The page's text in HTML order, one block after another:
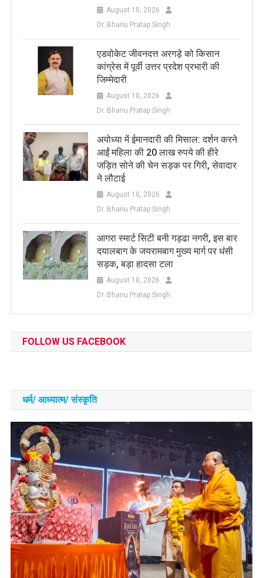
August 10, 2026
Dr. Bhanu Pratap Singh
एडवोकेट जीवनदत्त अरगड़े को किसान
कांग्रेस में पूर्वी उत्तर प्रदेश प्रभारी की
जिम्मेदारी
August 10, 2026
Dr. Bhanu Pratap Singh
अयोध्या में ईमानदारी की मिसाल: दर्शन करने
आईं महिला की 20 लाख रुपये की हीरे
जड़ित सोने की चेन सड़क पर गिरी, सेवादार
ने लौटाई
August 10, 2026
Dr. Bhanu Pratap Singh
आगरा स्मार्ट सिटी बनी गड्ढा नगरी, इस बार
दयालबाग के जयरामबाग मुख्य मार्ग पर धंसी
सड़क, बड़ा हादसा टला
August 10, 2026
Dr. Bhanu Pratap Singh
FOLLOW US FACEBOOK
धर्म/ आध्‍यात्‍म/ संस्‍कृति